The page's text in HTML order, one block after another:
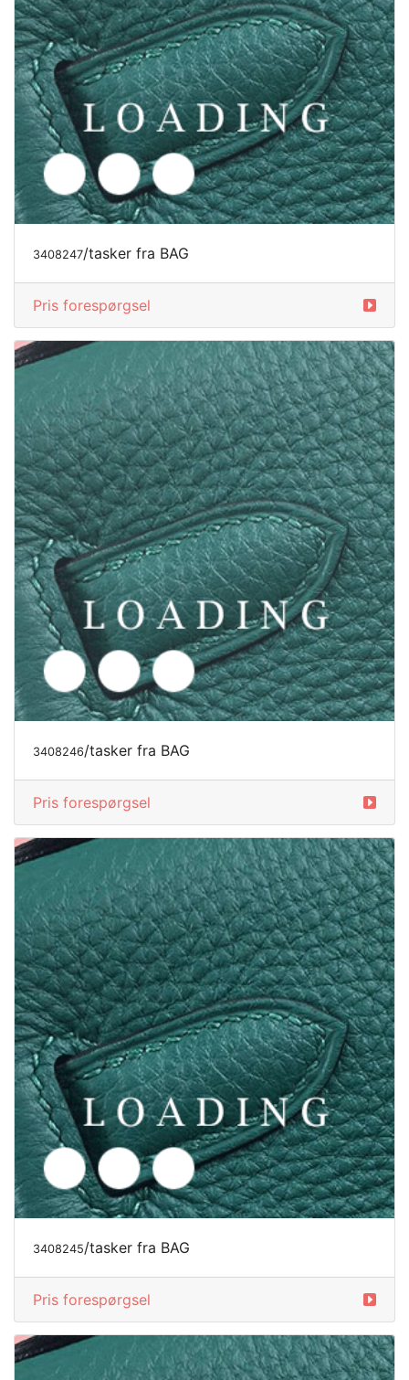
3408249/tasker fra BAG
Pris forespørgsel
3408248/tasker fra BAG
Pris forespørgsel